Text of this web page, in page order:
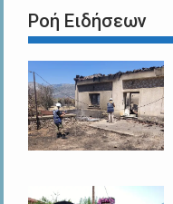
Ροή Ειδήσεων